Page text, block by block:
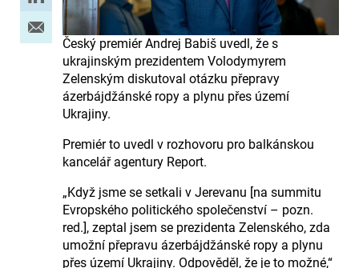
Český premiér Andrej Babiš uvedl, že s
ukrajinským prezidentem Volodymyrem
Zelenským diskutoval otázku přepravy
ázerbájdžánské ropy a plynu přes území
Ukrajiny.
Premiér to uvedl v rozhovoru pro balkánskou
kancelář agentury Report.
„Když jsme se setkali v Jerevanu [na summitu
Evropského politického společenství – pozn.
red.], zeptal jsem se prezidenta Zelenského, zda
umožní přepravu ázerbájdžánské ropy a plynu
přes území Ukrajiny. Odpověděl, že je to možné,“